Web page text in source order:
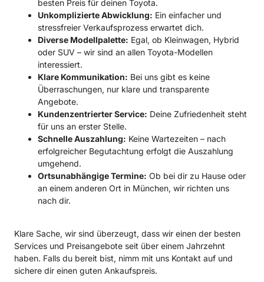
besten Preis für deinen Toyota.
Unkomplizierte Abwicklung: Ein einfacher und
stressfreier Verkaufsprozess erwartet dich.
Diverse Modellpalette: Egal, ob Kleinwagen, Hybrid
oder SUV – wir sind an allen Toyota-Modellen
interessiert.
Klare Kommunikation: Bei uns gibt es keine
Überraschungen, nur klare und transparente
Angebote.
Kundenzentrierter Service: Deine Zufriedenheit steht
für uns an erster Stelle.
Schnelle Auszahlung: Keine Wartezeiten – nach
erfolgreicher Begutachtung erfolgt die Auszahlung
umgehend.
Ortsunabhängige Termine: Ob bei dir zu Hause oder
an einem anderen Ort in München, wir richten uns
nach dir.
Klare Sache, wir sind überzeugt, dass wir einen der besten
Services und Preisangebote seit über einem Jahrzehnt
haben. Falls du bereit bist, nimm mit uns Kontakt auf und
sichere dir einen guten Ankaufspreis.